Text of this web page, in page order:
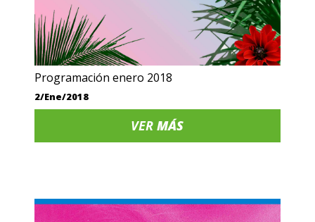
Programación enero 2018
2/Ene/2018
VERMÁS